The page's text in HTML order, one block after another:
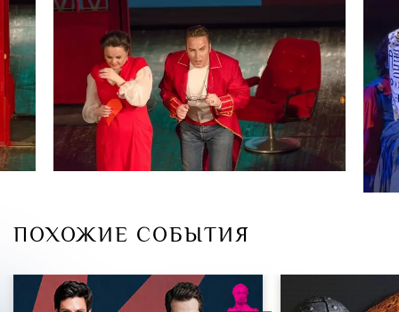
имени Наримана Сабитова в номинации «вокал» (2017)
Айшан Мамедова
Лауреат международных конкурсов
Данил Литвинов
Лауреат международных конкурсов
Илья Точилкин
Алексей Ерёмин
ПОХОЖИЕ СОБЫТИЯ